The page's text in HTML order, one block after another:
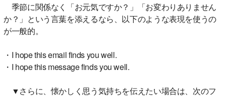
季節に関係なく「お元気ですか？」「お変わりありません
か？」という言葉を添えるなら、以下のような表現を使うの
が一般的。
・I hope this email finds you well.
・I hope this message finds you well.
▼さらに、懐かしく思う気持ちを伝えたい場合は、次のフ